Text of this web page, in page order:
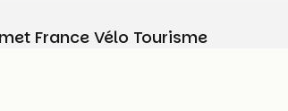
France Vélo Tourisme